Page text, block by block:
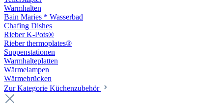
Warmhalten
Bain Maries * Wasserbad
Chafing Dishes
Rieber K-Pots®
Rieber thermoplates®
Suppenstationen
Warmhalteplatten
Wärmelampen
Wärmebrücken
Zur Kategorie Küchenzubehör